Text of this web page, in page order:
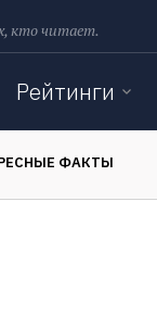
кто читает.
Рейтинги
ФАКТЫ